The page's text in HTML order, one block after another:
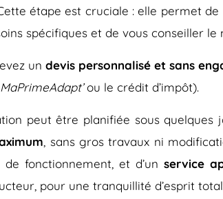
étape est cruciale : elle permet
spécifiques et de vous conseiller le
un devis personnalisé et sans
MaPrimeAdapt’ou le crédit d’impôt).
peut être planifiée sous
, sans gros travaux ni
de fonctionnement, et d’un service
pour une tranquillité d’esprit